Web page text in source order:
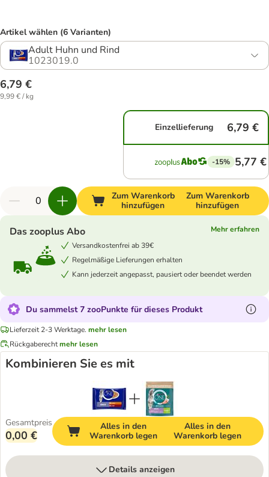
Artikel wählen (6 Varianten)
Adult Huhn und Rind
1023019.0
6,79 €
9,99 € / kg
Einzellieferung 6,79 €
-15% 5,77 €
Zum Warenkorb
hinzufügen
Zum Warenkorb
hinzufügen
Das zooplus Abo
Mehr erfahren
Versandkostenfrei ab 39€
Regelmäßige Lieferungen erhalten
Kann jederzeit angepasst, pausiert oder beendet werden
Du sammelst 7 zooPunkte für dieses Produkt
Lieferzeit 2-3 Werktage. mehr lesen
Rückgaberechtmehr lesen
Kombinieren Sie es mit
Gesamtpreis
0,00 €
Alles in den
Warenkorb legen
Alles in den
Warenkorb legen
Details anzeigen